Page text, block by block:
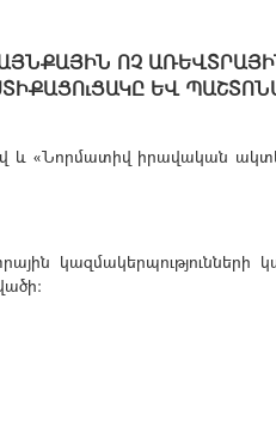
ՈՉ
ԵՎ
և «Նորմատիվ իրավական
կազմակերպությունների